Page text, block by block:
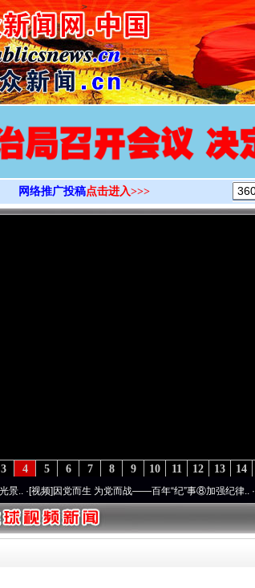
>
网络推广投稿点击进入>>>
14
13
12
11
10
9
8
7
6
5
4
3
而生 为党而战——百年“纪”事⑧加强纪律..·[视频]牢记初心